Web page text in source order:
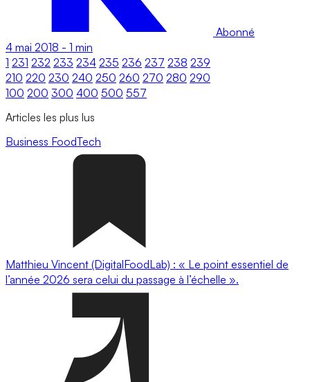
Abonné
4 mai 2018 - 1 min
1 231 232 233 234 235 236 237 238 239
210 220 230 240 250 260 270 280 290
100 200 300 400 500 557
Articles les plus lus
Business FoodTech
Matthieu Vincent (DigitalFoodLab) : « Le point essentiel de
l’année 2026 sera celui du passage à l’échelle ».